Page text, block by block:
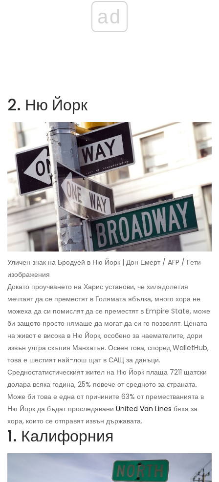
ad
2. Ню Йорк
Уличен знак на Бродуей в Ню Йорк | Дон Емерт / AFP / Гети
изображения
Докато проучването на Харис установи, че хилядолетия
мечтаят да се преместят в Голямата ябълка, много хора не
можеха да си помислят да се преместят в Empire State, може
би защото просто нямаше да могат да си го позволят. Цената
на живот е висока в Ню Йорк, особено за наемателите, дори
извън ултра скъпия Манхатън. Освен това, според WalletHub,
това е шестият най-лош щат в САЩ за данъци.
Средностатистическият жител на Ню Йорк плаща 7211 щатски
долара всяка година, 25% повече от средното за страната.
Може би това е една от причините 63% от преместванията в
Ню Йорк да бъдат проследявани United Van Lines бяха за
хора, които се отправят извън държавата.
1. Калифорния